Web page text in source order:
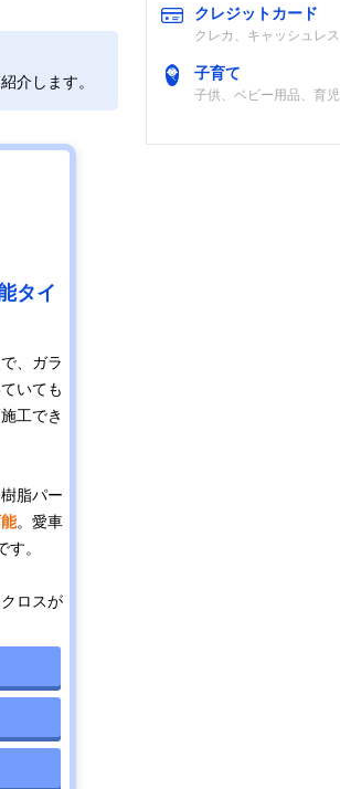
介します。
タイ
、ガラ
いても
工でき
脂パー
。愛車
。
ロスが
クレジットカード
クレカ、キャッシュレス
子育て
子供、ベビー用品、育児